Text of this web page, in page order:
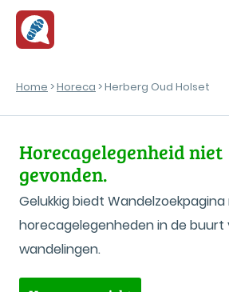
Home >Horeca > Herberg Oud Holset
Horecagelegenheid niet
gevonden.
Gelukkig biedt
horecagelegenheden in de buurt
wandelingen.